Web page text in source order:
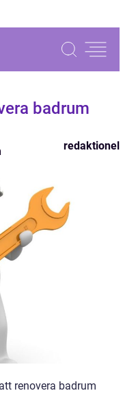
badrum
redaktionel
renovera badrum